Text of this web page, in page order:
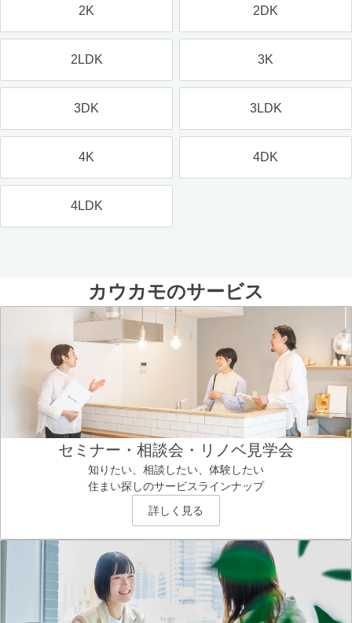
2K 2DK
2LDK 3K
3DK 3LDK
4K 4DK
4LDK
カウカモのサービス
セミナー・相談会・リノベ見学会
知りたい、相談したい、体験したい
住まい探しのサービスラインナップ
詳しく見る